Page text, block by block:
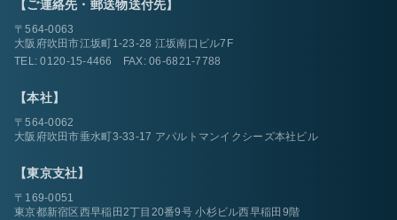
【ご連絡先・郵送物送付先】
〒564-0063
大阪府吹田市江坂町1-23-28 江坂南口ビル7F
TEL:0120-15-4466 FAX: 06-6821-7788
【本社】
〒564-0062
大阪府吹田市垂水町3-33-17 アパルトマンイクシーズ本社ビル
【東京支社】
〒169-0051
東京都新宿区西早稲田2丁目20番9号 小杉ビル西早稲田9階